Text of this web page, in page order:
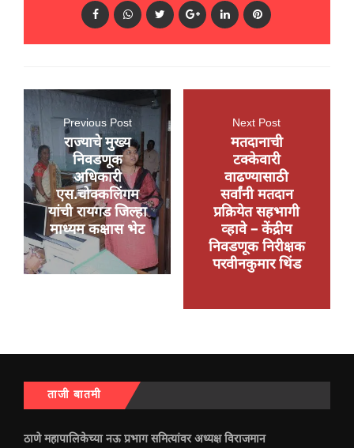
Previous Post
राज्याचे मुख्य
निवडणूक
अधिकारी
एस.चोक्कलिंगम
यांची रायगड जिल्हा
माध्यम कक्षास भेट
Next Post
मतदानाची
टक्केवारी
वाढण्यासाठी
सर्वांनी मतदान
प्रक्रियेत सहभागी
व्हावे – केंद्रीय
निवडणूक निरीक्षक
परवीनकुमार थिंड
ताजी बातमी
ठाणे महापालिकेच्या नऊ प्रभाग समित्यांवर अध्यक्ष विराजमान